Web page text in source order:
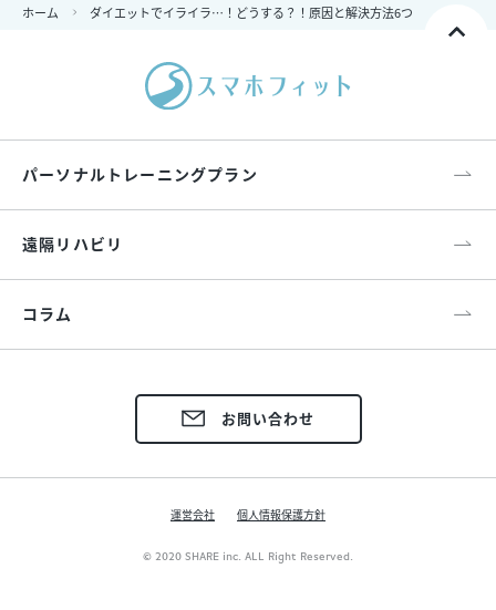
ホーム ダイエットでイライラ…！どうする？！原因と解決方法6つ
パーソナルトレーニングプラン
遠隔リハビリ
コラム
お問い合わせ
運営会社 個人情報保護方針
© 2020 SHARE inc. ALL Right Reserved.